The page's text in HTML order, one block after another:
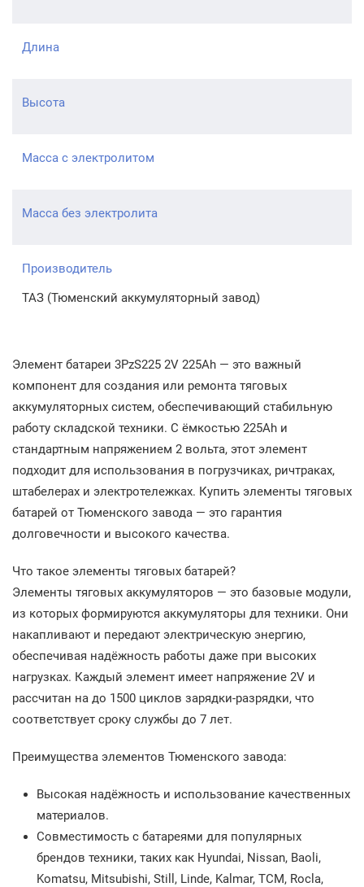
Длина
Высота
Масса с электролитом
Масса без электролита
Производитель
ТАЗ (Тюменский аккумуляторный завод)
Элемент батареи 3PzS225 2V 225Ah — это важный
компонент для создания или ремонта тяговых
аккумуляторных систем, обеспечивающий стабильную
работу складской техники. С ёмкостью 225Ah и
стандартным напряжением 2 вольта, этот элемент
подходит для использования в погрузчиках, ричтраках,
штабелерах и электротележках. Купить элементы тяговых
батарей от Тюменского завода — это гарантия
долговечности и высокого качества.
Что такое элементы тяговых батарей?
Элементы тяговых аккумуляторов — это базовые модули,
из которых формируются аккумуляторы для техники. Они
накапливают и передают электрическую энергию,
обеспечивая надёжность работы даже при высоких
нагрузках. Каждый элемент имеет напряжение 2V и
рассчитан на до 1500 циклов зарядки-разрядки, что
соответствует сроку службы до 7 лет.
Преимущества элементов Тюменского завода:
Высокая надёжность и использование качественных
материалов.
Совместимость с батареями для популярных
брендов техники, таких как Hyundai, Nissan, Baoli,
Komatsu, Mitsubishi, Still, Linde, Kalmar, TCM, Rocla,